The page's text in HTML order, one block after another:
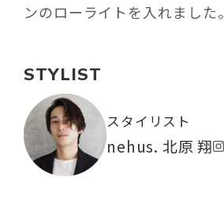
ンのローライトを入れました。
STYLIST
スタイリスト
nehus. 北原 翔